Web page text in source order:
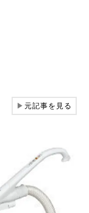
▶元記事を見る